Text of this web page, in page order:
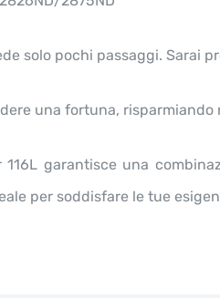
solo pochi passaggi. Sarai
una fortuna,
garantisce una
per soddisfare le tue